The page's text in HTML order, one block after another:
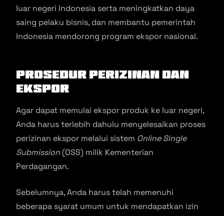
luar negeri Indonesia serta meningkatkan daya
saing pelaku bisnis, dan membantu pemerintah
Indonesia mendorong program ekspor nasional.
Prosedur Perizinan dan
Ekspor
Agar dapat memulai ekspor produk ke luar negeri,
Anda harus terlebih dahulu menyelesaikan proses
perizinan ekspor melalui sistem Online Single
Submission (OSS) milik Kementerian
Perdagangan.
Sebelumnya, Anda harus telah memenuhi
beberapa syarat umum untuk mendapatkan izin